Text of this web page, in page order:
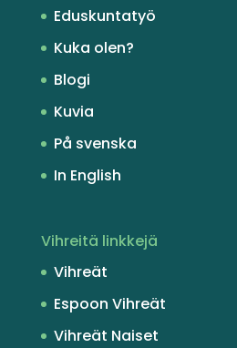
Eduskuntatyö
Kuka olen?
Blogi
Kuvia
På svenska
In English
Vihreitä linkkejä
Vihreät
Espoon Vihreät
Vihreät Naiset